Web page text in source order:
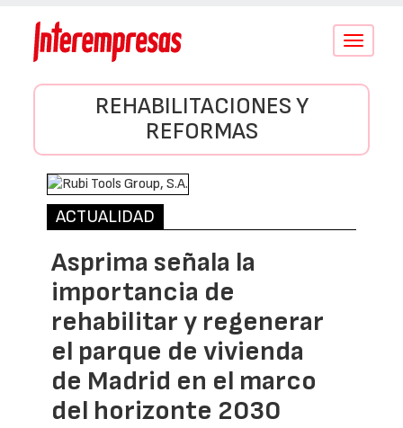
Conmutar
REHABILITACIONES Y
REFORMAS
ACTUALIDAD
Asprima señala la
importancia de
rehabilitar y regenerar
el parque de vivienda
de Madrid en el marco
del horizonte 2030